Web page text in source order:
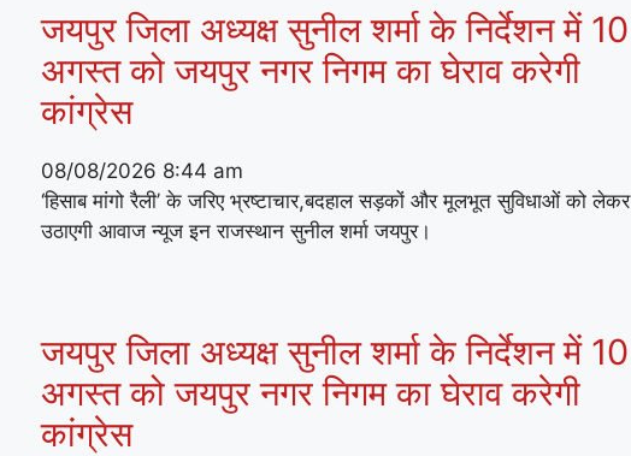
जयपुर जिला अध्यक्ष सुनील शर्मा के निर्देशन में 10
अगस्त को जयपुर नगर निगम का घेराव करेगी
कांग्रेस
08/08/2026 8:44 am
‘हिसाब मांगो रैली’ के जरिए भ्रष्टाचार,बदहाल सड़कों और मूलभूत सुविधाओं को लेकर
उठाएगी आवाज न्यूज इन राजस्थान सुनील शर्मा जयपुर।
जयपुर जिला अध्यक्ष सुनील शर्मा के निर्देशन में 10
अगस्त को जयपुर नगर निगम का घेराव करेगी
कांग्रेस